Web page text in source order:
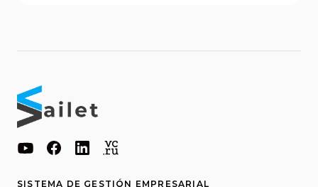
SISTEMA DE GESTIÓN EMPRESARIAL